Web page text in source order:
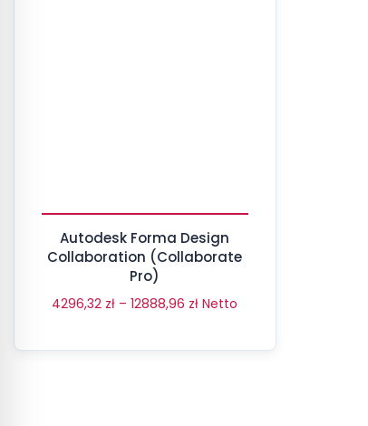
Autodesk Forma Design
Collaboration (Collaborate
Pro)
4296,32 zł – 12888,96 zł Netto